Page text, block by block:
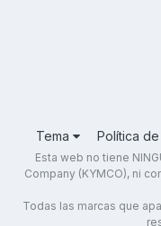
Tema Política
Esta web no tiene
Company (KYMCO), ni
Todas las marcas que